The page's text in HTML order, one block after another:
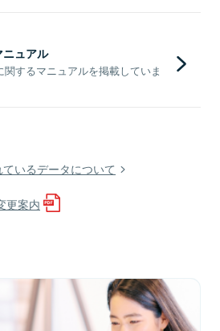
ュアル
するマニュアルを掲載していま
いるデータについて
更案内